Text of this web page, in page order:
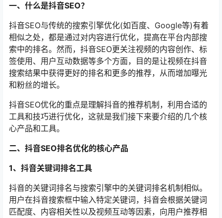
一、什么是抖音SEO？
抖音SEO与传统的搜索引擎优化(如百度、Google等)有着
相似之处，都是通过对内容进行优化，提高在平台内部搜
索中的排名。然而，抖音SEO更关注视频的内容创作、标
签使用、用户互动数据等多个方面，目的是让视频在抖音
搜索结果中获得更好的排名和更多的推荐，从而增加曝光
和粉丝的增长。
抖音SEO优化的重点是理解抖音的推荐机制，利用合适的
工具和技巧进行优化，这就是我们接下来要介绍的几个核
心产品和工具。
二、抖音SEO排名优化的核心产品
1、抖音关键词排名工具
抖音的关键词排名与搜索引擎中的关键词排名机制相似。
用户在抖音搜索框中输入特定关键词，抖音会根据关键词
匹配度、内容相关性以及视频互动等因素，向用户推荐相